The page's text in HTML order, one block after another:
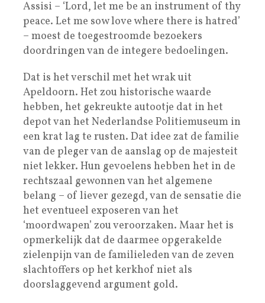
Assisi – ‘Lord, let me be an instrument of thy
peace. Let me sow love where there is hatred’
– moest de toegestroomde bezoekers
doordringen van de integere bedoelingen.
Dat is het verschil met het wrak uit
Apeldoorn. Het zou historische waarde
hebben, het gekreukte autootje dat in het
depot van het Nederlandse Politiemuseum in
een krat lag te rusten. Dat idee zat de familie
van de pleger van de aanslag op de majesteit
niet lekker. Hun gevoelens hebben het in de
rechtszaal gewonnen van het algemene
belang – of liever gezegd, van de sensatie die
het eventueel exposeren van het
‘moordwapen’ zou veroorzaken. Maar het is
opmerkelijk dat de daarmee opgerakelde
zielenpijn van de familieleden van de zeven
slachtoffers op het kerkhof niet als
doorslaggevend argument gold.